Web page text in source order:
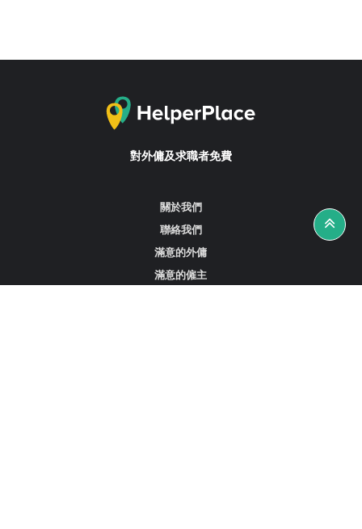
對外傭及求職者免費
關於我們
聯絡我們
滿意的外傭
滿意的僱主